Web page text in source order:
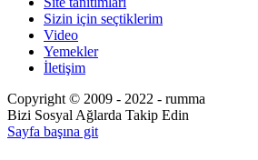
Sizin için seçtiklerim
Video
Yemekler
İletişim
Copyright © 2009 - 2022 - rumma
Bizi Sosyal Ağlarda Takip Edin
Sayfa başına git